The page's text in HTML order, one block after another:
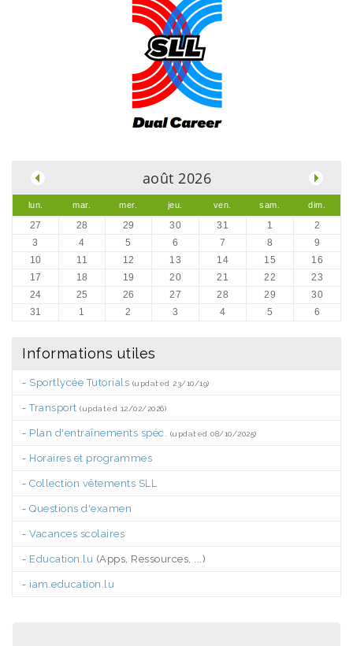
août 2026
lun. mar. mer. jeu. ven. sam. dim.
27 28 29 30 31 1
2
3
4 5 6 7 8
9
10
11 12 13 14 15
16
17
18 19 20 21 22
23
24
25 26 27 28 29
30
31
1 2 3 4 5 6
Informations utiles
- Sportlycée Tutorials (updated 23/10/19)
-Transport (updated 12/02/2026)
- Plan d'entraînements spéc. (updated 08/10/2025)
- Horaires et programmes
- Collection vêtements SLL
- Questions d'examen
- Vacances scolaires
- Education.lu (Apps, Ressources, ...)
- iam.education.lu